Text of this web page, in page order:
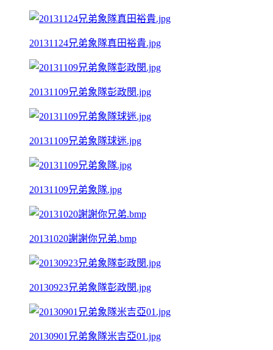
20131124兄弟象隊真田裕貴.jpg
20131109兄弟象隊彭政閔.jpg
20131109兄弟象隊球迷.jpg
20131109兄弟象隊.jpg
20131020謝謝你兄弟.bmp
20130923兄弟象隊彭政閔.jpg
20130901兄弟象隊米吉亞01.jpg